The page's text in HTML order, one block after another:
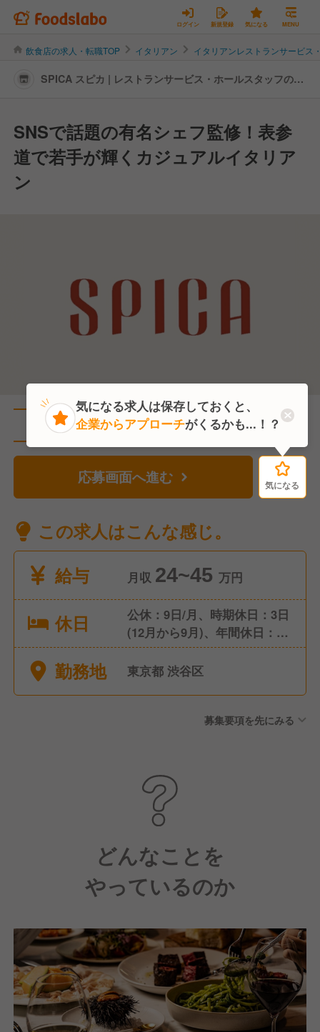
ログイン 新規登録 気になる MENU
飲食店の求人・転職TOP イタリアン イタリアンレストランサービス
SPICA スピカ | レストランサービス・ホールスタッフの転
SNSで話題の有名シェフ監修！表参
道で若手が輝くカジュアルイタリア
ン
直近2人がこの求人を検討中
応募画面へ進む 気になる
この求人はこんな感じ。
給与
月収 24~45 万円
休日
公休：9日/月、時期休日：3日
(12月から9月)、年間休日：
111日 入社時特別休暇（有
給：3日、有給付与前までにや
から6ヶ月後10日付与、以降法
産後休暇・育児休業、介護休
暇・介護休業
勤務地 東京都 渋谷区
募集要項を先にみる
どんなことを
やっているのか
気になる
気になる求人は保存しておくと、
企業からアプローチがくるかも...！？